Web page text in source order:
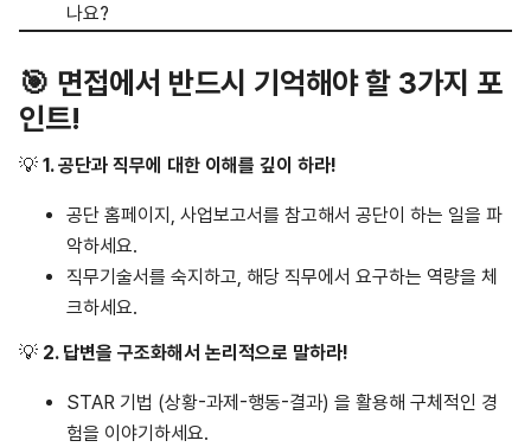
나요?
🎯 면접에서 반드시 기억해야 할 3가지 포
인트!
💡 1. 공단과 직무에 대한 이해를 깊이 하라!
공단 홈페이지, 사업보고서를 참고해서 공단이 하는 일을 파
악하세요.
직무기술서를 숙지하고, 해당 직무에서 요구하는 역량을 체
크하세요.
💡 2. 답변을 구조화해서 논리적으로 말하라!
STAR 기법 (상황-과제-행동-결과) 을 활용해 구체적인 경
험을 이야기하세요.